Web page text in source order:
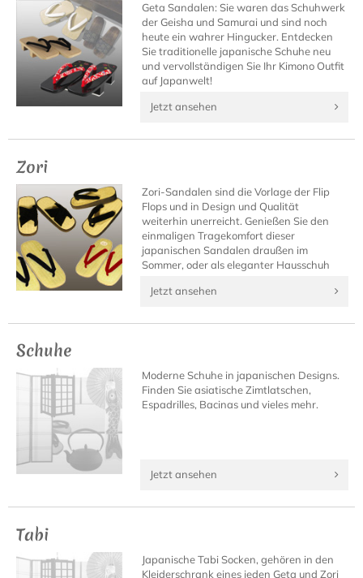
Geta Sandalen: Sie waren das Schuhwerk
der Geisha und Samurai und sind noch
heute ein wahrer Hingucker. Entdecken
Sie traditionelle japanische Schuhe neu
und vervollständigen Sie Ihr Kimono Outfit
auf Japanwelt!
Jetzt ansehen
Zori
Zori-Sandalen sind die Vorlage der Flip
Flops und in Design und Qualität
weiterhin unerreicht. Genießen Sie den
einmaligen Tragekomfort dieser
japanischen Sandalen draußen im
Sommer, oder als eleganter Hausschuh
Jetzt ansehen
Schuhe
Moderne Schuhe in japanischen Designs.
Finden Sie asiatische Zimtlatschen,
Espadrilles, Bacinas und vieles mehr.
Jetzt ansehen
Tabi
Japanische Tabi Socken, gehören in den
Kleiderschrank eines jeden Geta und Zori